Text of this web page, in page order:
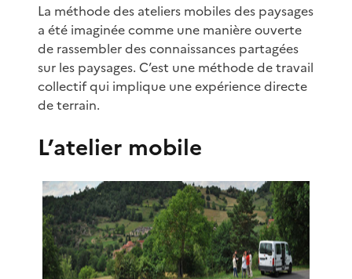
La méthode des ateliers mobiles des paysages
a été imaginée comme une manière ouverte
de rassembler des connaissances partagées
sur les paysages. C’est une méthode de travail
collectif qui implique une expérience directe
de terrain.
L’atelier mobile